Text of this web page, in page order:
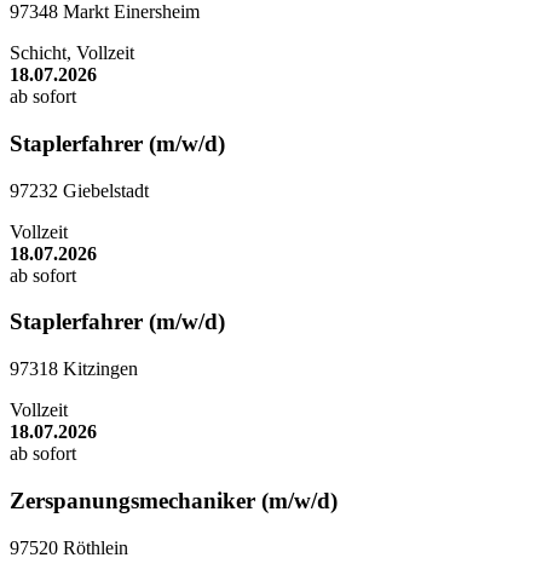
97348 Markt Einersheim
Schicht, Vollzeit
18.07.2026
ab sofort
Staplerfahrer (m/w/d)
97232 Giebelstadt
Vollzeit
18.07.2026
ab sofort
Staplerfahrer (m/w/d)
97318 Kitzingen
Vollzeit
18.07.2026
ab sofort
Zerspanungsmechaniker (m/w/d)
97520 Röthlein